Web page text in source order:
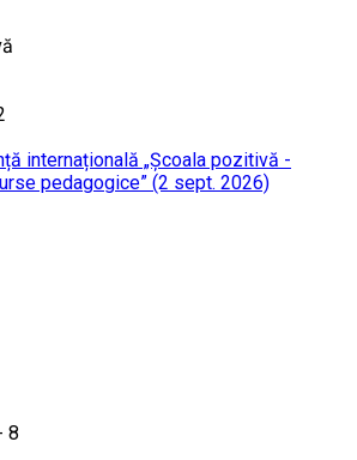
internațională „Școala pozitivă -
pedagogice” (2 sept. 2026)